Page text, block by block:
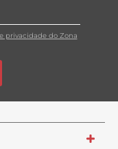
privacidade do Zona
+